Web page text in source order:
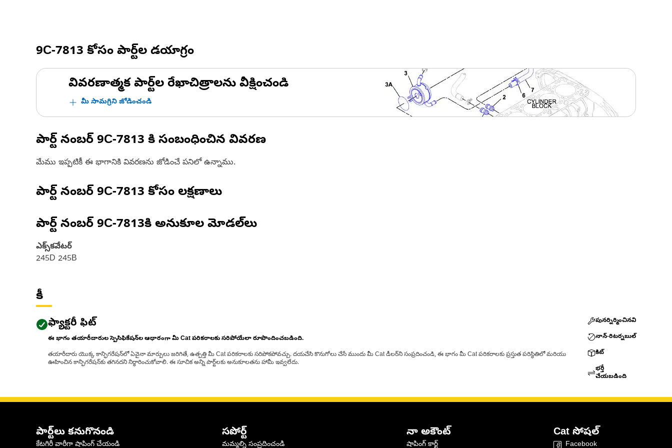
9C-7813 కోసం పార్ట్‌ల డయాగ్రం
వివరణాత్మక పార్ట్‌ల రేఖాచిత్రాలను వీక్షించండి
మీ సామగ్రిని జోడించండి
పార్ట్ నంబర్ 9C-7813 కి సంబంధించిన వివరణ
మేము ఇప్పటికీ ఈ భాగానికి వివరణను జోడించే పనిలో ఉన్నాము.
పార్ట్ నంబర్ 9C-7813 కోసం లక్షణాలు
పార్ట్ నంబర్ 9C-7813కి అనుకూల మోడల్‌లు
ఎక్స్‌కవేటర్
245D 245B
కీ
ఫ్యాక్టరీ ఫిట్
ఈ భాగం తయారీదారుల స్పెసిఫికేషన్‌ల ఆధారంగా మీ Cat పరికరాలకు సరిపోయేలా రూపొందించబడింది.
తయారీదారు యొక్క కాన్ఫిగరేషన్‌లో ఏవైనా మార్పులు జరిగితే, ఉత్పత్తి మీ Cat పరికరాలకు సరిపోకపోవచ్చు. దయచేసి కొనుగోలు చేసే ముందు మీ Cat డీలర్‌ని సంప్రదించండి, ఈ భాగం మీ Cat పరికరాలకు ప్రస్తుత పరిస్థితిలో మరియు
ఊహించిన కాన్ఫిగరేషన్‌కు తగినదని నిర్ధారించుకోవాలి. ఈ సూచిక అన్ని పార్ట్‌లకు అనుకూలతను హామీ ఇవ్వలేదు.
పునర్నిర్మించినవి
నాన్-రిటర్నబుల్
కిట్
భర్తీ
చేయబడింది
పార్ట్‌లు కనుగొనండి
కేటగిరీ వారీగా షాపింగ్ చేయండి
సపోర్ట్
మమ్మల్ని సంప్రదించండి
నా అకౌంట్
షాపింగ్ కార్ట్
Cat సోషల్
Facebook